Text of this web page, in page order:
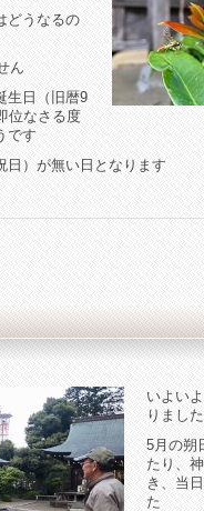
どうなるの
ん
生日（旧暦9
位なさる度
です
日）が無い日となります
いよい
りました
5月の朔
たり、
き、当
た